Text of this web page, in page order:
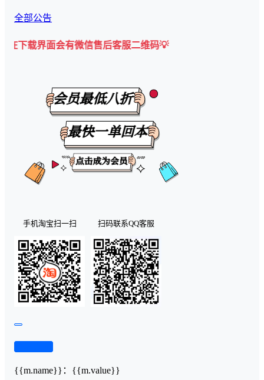
全部公告
面会有微信售后客服二维码💡
手机淘宝扫一扫 扫码联系QQ客服
{{m.name}} ： {{m.value}}